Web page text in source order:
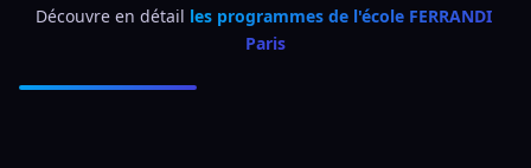
Découvre en détail les programmes de l'école FERRANDI
Paris